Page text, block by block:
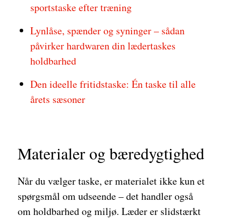
sportstaske efter træning
Lynlåse, spænder og syninger – sådan
påvirker hardwaren din lædertaskes
holdbarhed
Den ideelle fritidstaske: Én taske til alle
årets sæsoner
Materialer og bæredygtighed
Når du vælger taske, er materialet ikke kun et
spørgsmål om udseende – det handler også
om holdbarhed og miljø. Læder er slidstærkt